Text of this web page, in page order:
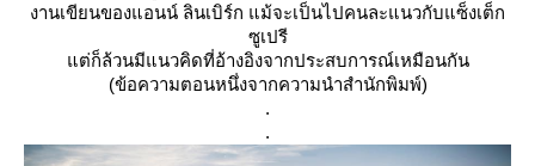
งานเขียนของแอนน์ ลินเบิร์ก แม้จะเป็นไปคนละแนวกับแซ็งเต็ก
ซูเปรี
ต่ก็ล้วนมีแนวคิดที่อ้างอิงจากประสบการณ์เหมือนกัน
(ข้อความตอนหนึ่งจากความนำสำนักพิมพ์)
.
.